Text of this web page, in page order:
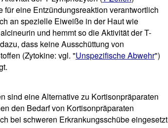
für eine Entzündungsreaktion verantwortlich
an spezielle Eiweiße in der Haut wie
und hemmt so die Aktivität der T-
dass keine Ausschüttung von
(Zytokine: vgl. "Unspezifische Abwehr")
sind eine Alternative zu Kortisonpräparaten
den Bedarf von Kortisonpräparaten
bei schweren Erkrankungsschübe eingesetzt